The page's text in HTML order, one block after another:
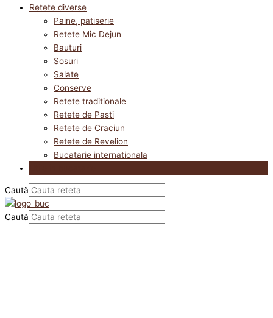
Retete diverse
Paine, patiserie
Retete Mic Dejun
Bauturi
Sosuri
Salate
Conserve
Retete traditionale
Retete de Pasti
Retete de Craciun
Retete de Revelion
Bucatarie internationala
Caută
Caută